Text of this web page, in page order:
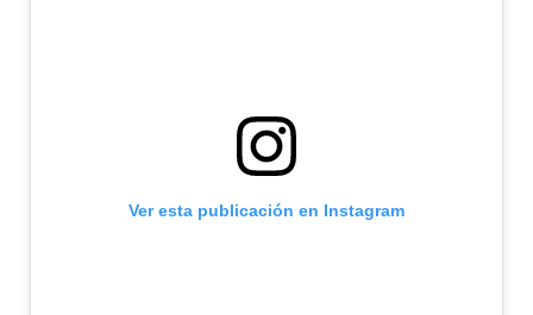
Ver esta publicación en Instagram